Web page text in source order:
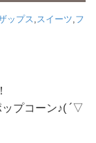
ップス スイーツ フ
プコーン♪( ´▽